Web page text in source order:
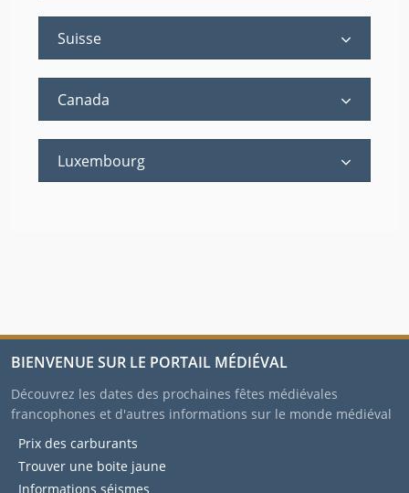
Suisse
Canada
Luxembourg
BIENVENUE SUR LE PORTAIL MÉDIÉVAL
Découvrez les dates des prochaines fêtes médiévales
francophones et d'autres informations sur le monde médiéval
Prix des carburants
Trouver une boite jaune
Informations séismes